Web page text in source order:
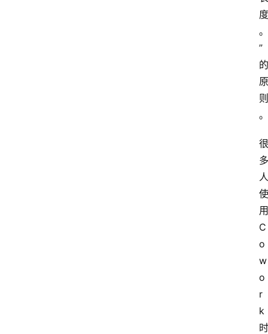
度
。
”
的
原
则
。
很
多
人
使
用
C
o
w
o
r
k
时